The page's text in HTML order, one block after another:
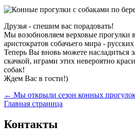
Друзья - спешим вас порадовать!
Мы возобновляем верховые прогулки
аристократов собачьего мира -
Теперь Вы вновь можете насладиться
скачкой, играми этих невероятно
собак!
Ждем Вас в гости!)
← Мы открыли сезон конных
Главная страница
Контакты